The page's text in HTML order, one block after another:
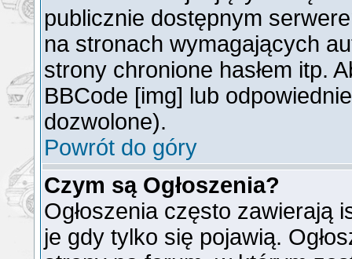
publicznie dostępnym
na stronach wymagających
strony chronione hasłem itp.
BBCode [img] lub
dozwolone).
Powrót do góry
Czym są Ogłoszenia?
Ogłoszenia często zawierają
je gdy tylko się pojawią.